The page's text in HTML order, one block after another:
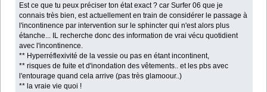
Est ce que tu peux préciser ton état exact ? car Surfer 06 que je
connais très bien, est actuellement en train de considérer le passage à
l'incontinence par intervention sur le sphincter qui n'est alors plus
étanche... IL recherche donc des information de vrai vécu quotidient
avec l'incontinence.
** Hyperréflexivité de la vessie ou pas en étant incontinent,
** risques de fuite et d'inondation des vêtements.. et les pbs avec
l'entourage quand cela arrive (pas très glamoour..)
** la vraie vie quoi !